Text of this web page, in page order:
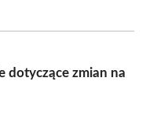
dotyczące zmian na